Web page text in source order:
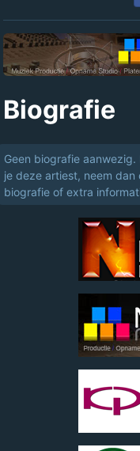
Biografie
Geen biografie
je deze artiest, neem
biografie of extra